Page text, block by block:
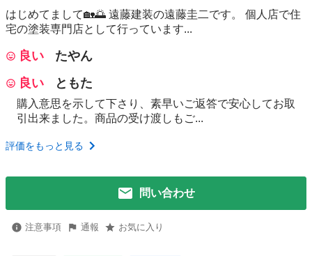
はじめてまして🏡🌅 遠藤建装の遠藤圭二です。 個人店で住
宅の塗装専門店として行っています...
良い
たやん
良い
ともた
購入意思を示して下さり、素早いご返答で安心してお取
引出来ました。商品の受け渡しもご...
評価をもっと見る
問い合わせ
注意事項 通報 お気に入り